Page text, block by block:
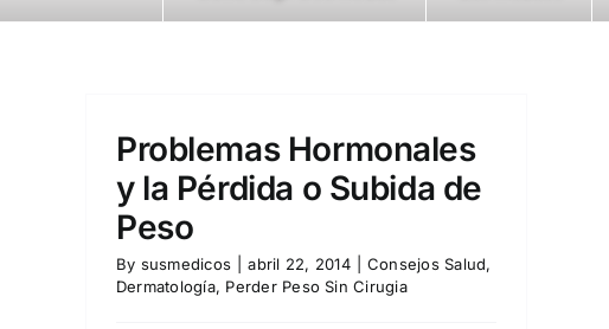
Problemas Hormonales
y la Pérdida o Subida de
Peso
By susmedicos abril 22, 2014 Consejos Salud,
Dermatología, Perder Peso Sin Cirugia